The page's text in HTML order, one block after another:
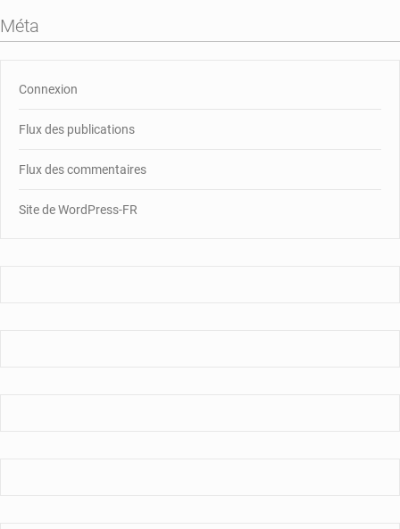
Méta
Connexion
Flux des publications
Flux des commentaires
Site de WordPress-FR